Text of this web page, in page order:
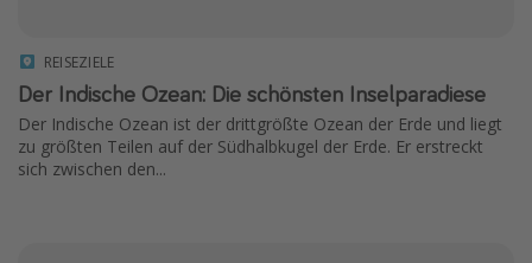
REISEZIELE
Der Indische Ozean: Die schönsten Inselparadiese
Der Indische Ozean ist der drittgrößte Ozean der Erde und liegt
zu größten Teilen auf der Südhalbkugel der Erde. Er erstreckt
sich zwischen den...